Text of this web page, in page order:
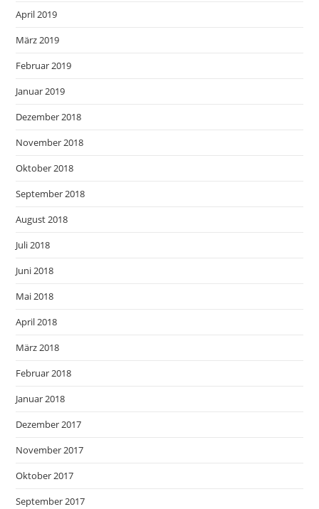
April 2019
März 2019
Februar 2019
Januar 2019
Dezember 2018
November 2018
Oktober 2018
September 2018
August 2018
Juli 2018
Juni 2018
Mai 2018
April 2018
März 2018
Februar 2018
Januar 2018
Dezember 2017
November 2017
Oktober 2017
September 2017